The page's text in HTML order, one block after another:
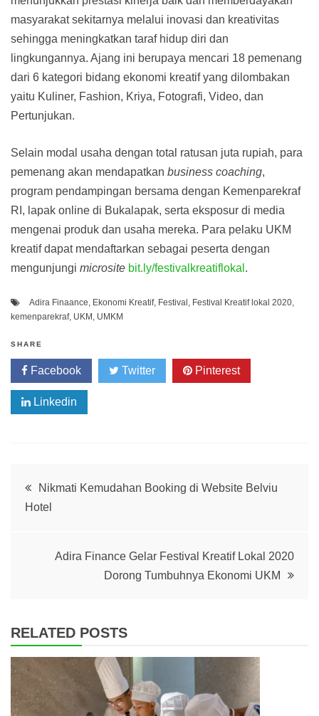
masyarakat sekitarnya melalui inovasi dan kreativitas
sehingga meningkatkan taraf hidup diri dan
lingkungannya. Ajang ini berupaya mencari 18 pemenang
dari 6 kategori bidang ekonomi kreatif yang dilombakan
yaitu Kuliner, Fashion, Kriya, Fotografi, Video, dan
Pertunjukan.
Selain modal usaha dengan total ratusan juta rupiah, para
pemenang akan mendapatkan business coaching,
program pendampingan bersama dengan Kemenparekraf
RI, lapak online di Bukalapak, serta eksposur di media
mengenai produk dan usaha mereka. Para pelaku UKM
kreatif dapat mendaftarkan sebagai peserta dengan
mengunjungi microsite bit.ly/festivalkreatiflokal .
Adira Finaance, Ekonomi Kreatif, Festival , Festival Kreatif lokal 2020,
kemenparekraf, UKM , UMKM
SHARE
Facebook Twitter Pinterest
Linkedin
PostNikmati Kemudahan Booking di Website Belviu
Hotel
Adira Finance Gelar Festival Kreatif Lokal 2020
Dorong Tumbuhnya Ekonomi UKM
RELATED POSTS